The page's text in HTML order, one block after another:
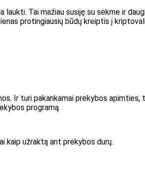
Tai mažiau susiję su sėkme ir
protingiausių būdų kreiptis į
Ir turi pakankamai prekybos
programą.
kaip užraktą ant prekybos durų.